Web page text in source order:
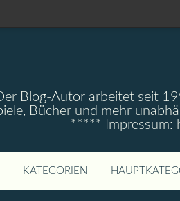
Blog-Autor arbeitet seit
Bücher und mehr
***** Impressum:
KATEGORIEN